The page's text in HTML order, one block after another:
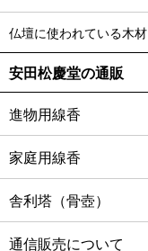
仏壇に使われている木材
安田松慶堂の通販
進物用線香
家庭用線香
舎利塔（骨壺）
通信販売について